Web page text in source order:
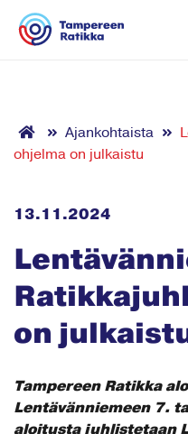
Ajankohtaista
ohjelma on julkaistu
13.11.2024
on
Tampereen Ratikka
Lentävänniemeen 7.
aloitusta juhlistetaan